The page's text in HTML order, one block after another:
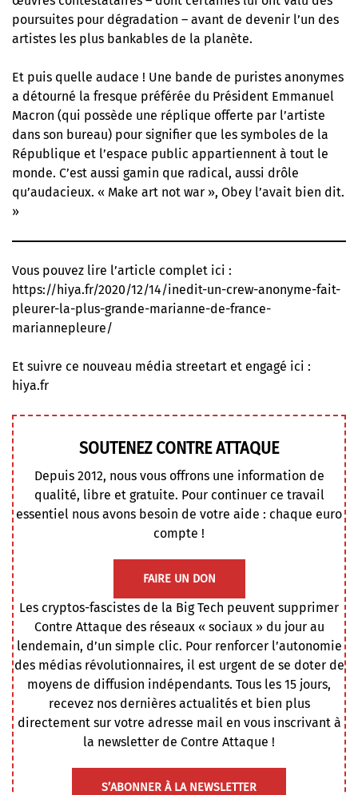
poursuites pour dégradation – avant de devenir l’un des
artistes les plus bankables de la planète.
Et puis quelle audace ! Une bande de puristes anonymes
a détourné la fresque préférée du Président Emmanuel
Macron (qui possède une réplique offerte par l’artiste
dans son bureau) pour signifier que les symboles de la
République et l’espace public appartiennent à tout le
monde. C’est aussi gamin que radical, aussi drôle
qu’audacieux. « Make art not war », Obey l’avait bien dit.
»
Vous pouvez lire l’article complet ici :
https://hiya.fr/2020/12/14/inedit-un-crew-anonyme-fait-
pleurer-la-plus-grande-marianne-de-france-
mariannepleure/
Et suivre ce nouveau média streetart et engagé ici :
hiya.fr
SOUTENEZ CONTRE ATTAQUE
Depuis 2012, nous vous offrons une information de
qualité, libre et gratuite. Pour continuer ce travail
essentiel nous avons besoin de votre aide : chaque euro
compte !
FAIRE UN DON
Les cryptos-fascistes de la Big Tech peuvent supprimer
Contre Attaque des réseaux « sociaux » du jour au
lendemain, d’un simple clic. Pour renforcer l’autonomie
des médias révolutionnaires, il est urgent de se doter de
moyens de diffusion indépendants. Tous les 15 jours,
recevez nos dernières actualités et bien plus
directement sur votre adresse mail en vous inscrivant à
la newsletter de Contre Attaque !
S’ABONNER À LA NEWSLETTER